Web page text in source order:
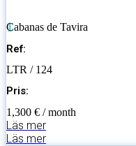
1
Cabanas de Tavira
Ref:
LTR / 124
Pris:
1,300 € / month
Läs mer
Läs mer